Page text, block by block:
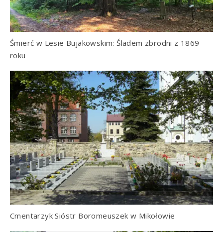
Śmierć w Lesie Bujakowskim: Śladem zbrodni z 1869
roku
Cmentarzyk Sióstr Boromeuszek w Mikołowie